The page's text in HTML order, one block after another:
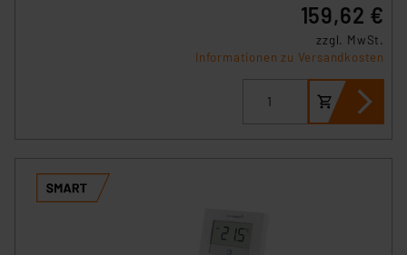
159,62 €
zzgl. MwSt.
Informationen zu Versandkosten